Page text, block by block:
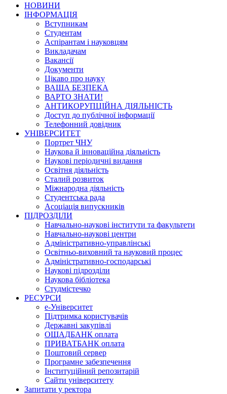
НОВИНИ
ІНФОРМАЦІЯ
Вступникам
Студентам
Аспірантам і науковцям
Викладачам
Вакансії
Документи
Цікаво про науку
ВАША БЕЗПЕКА
ВАРТО ЗНАТИ!
АНТИКОРУПЦІЙНА ДІЯЛЬНІСТЬ
Доступ до публічної інформації
Телефонний довідник
УНІВЕРСИТЕТ
Портрет ЧНУ
Наукова й інноваційна діяльність
Наукові періодичні видання
Освітня діяльність
Сталий розвиток
Міжнародна діяльність
Студентська рада
Асоціація випускників
ПІДРОЗДІЛИ
Навчально-наукові інститути та факультети
Навчально-наукові центри
Адміністративно-управлінські
Освітньо-виховний та науковий процес
Адміністративно-господарські
Наукові підрозділи
Наукова бібліотека
Студмістечко
РЕСУРСИ
е-Університет
Підтримка користувачів
Державні закупівлі
ОЩАДБАНК оплата
ПРИВАТБАНК оплата
Поштовий сервер
Програмне забезпечення
Інституційний репозитарій
Сайти університету
Запитати у ректора